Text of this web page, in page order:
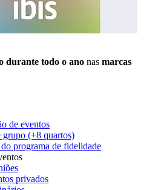
durante todo o ano nas marcas
de eventos
grupo (+8 quartos)
programa de fidelidade
privados